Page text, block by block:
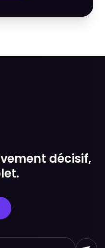
décisif,